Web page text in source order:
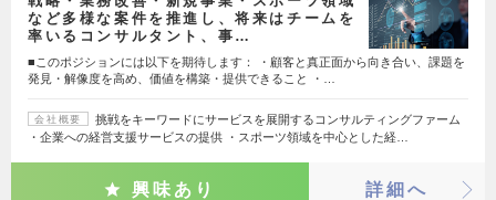
など多様な案件を推進し、将来はチームを
率いるコンサルタント、事…
■このポジションには以下を期待します： ・顧客と真正面から向き合い、課題を
発見・解像度を高め、価値を構築・提供できること ・…
会社概要
挑戦をキーワードにサービスを展開するコンサルティングファーム
・企業への経営支援サービスの提供 ・スポーツ領域を中心とした経…
興味あり 詳細へ